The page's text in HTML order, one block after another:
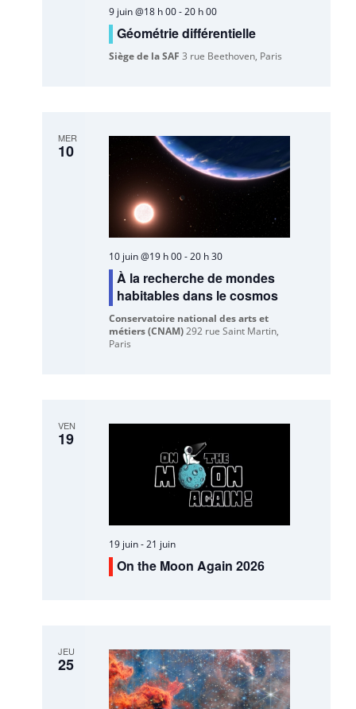
9 juin @18 h 00-20 h 00
Géométrie différentielle
Siège de la SAF3 rue Beethoven, Paris
MER
10
10 juin @19 h 00-20 h 30
À la recherche de mondes
habitables dans le cosmos
Conservatoire national des arts et
métiers (CNAM)292 rue Saint Martin,
Paris
VEN
19
19 juin-21 juin
On the Moon Again 2026
JEU
25